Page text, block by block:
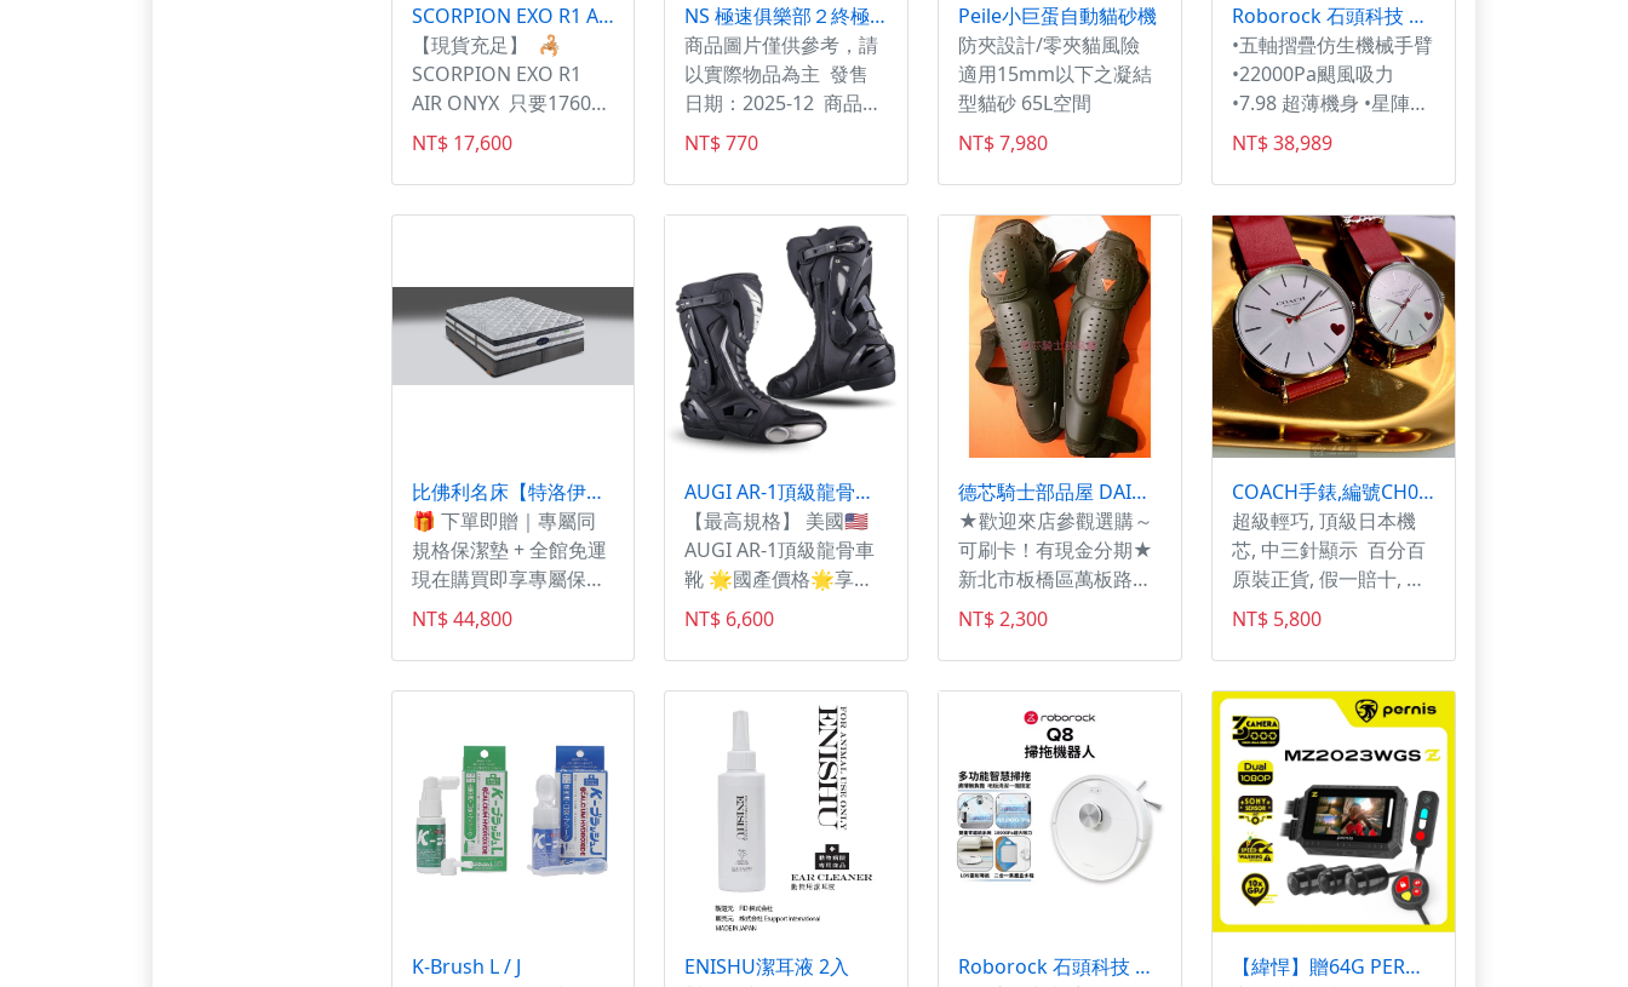
SCORPION EXO R1 AIR ONYX
【現貨充足】 🦂️
SCORPION EXO R1
AIR ONYX 只要17600
就能入手🌪鍛造碳纖維
🌪 即贈🗣墨片🗣防霧
片🗣鏡片收納袋‼️
Ultra TCT®輕量化碳纖
度💋 超柔軟
Kwikwick3®涼感舒適
💠抗菌內襯
NT$ 17,600
NS 極速俱樂部２終極版 中文版
商品圖片僅供參考，請
以實際物品為主 發售
日期：2025-12 商品類
型：軟體 支援平台：
Nintendo Switch 遊戲
類型：賽車 製作廠
商：EGI 發行廠商：
EGI 代理廠商：誠翼
NT$ 770
Peile小巨蛋自動貓砂機
防夾設計/零夾貓風險
適用15mm以下之凝結
型貓砂 65L空間
NT$ 7,980
Roborock 石頭科技 Saros Z70 全能機械手臂旗艦掃拖王者
•五軸摺疊仿生機械手臂
•22000Pa颶風吸力
•7.98 超薄機身 •星陣導
航避障系統
NT$ 38,989
比佛利名床【特洛伊】天絲款-歐洲進口MICRO TENCEL天絲纖維 | 比利時進口Latexco天然乳膠 | 高密度泡棉護邊 | 中鋼獨立筒 | 絲滑透氣天絲機能床墊(標準雙人5x6.2)
🎁 下單即贈｜專屬同
規格保潔墊 + 全館免運
現在購買即享專屬保潔
墊免費送，完整守護你
的床墊，天天如新不費
力！ 再加碼全館免運費
直送到家，不只省心，
NT$ 44,800
AUGI AR-1頂級龍骨車靴
【最高規格】 美國🇺🇸
AUGI AR-1頂級龍骨車
靴 🌟國產價格🌟享受
進口品質💙 - 🟥可調式
龍骨，減少腳部扭轉
🟧無段式調整，讓靴筒
更包覆 🟨腳跟使用減
震材質降低震度 🟩雙
車縫技術強化安全及耐
用 🟦氣道設計騎乘時
減低腳悶熱 🟪抗菌鞋
墊獨特雙層海綿回彈
🟫鈦合金護具減緩地面
摩擦力
NT$ 6,600
德芯騎士部品屋 DAINESE KNEE V E1 護膝
★歡迎來店參觀選購～
可刷卡！有現金分期★
新北市板橋區萬板路
161號 02-8258-2067
《下單前請先詢問此商
品是否還有現貨》 網
路庫存與門市同步，以
門市現貨為主 請先和
人員確認有貨後再行下
單 如有現貨，會於上
班時間盡速出貨
NT$ 2,300
COACH手錶,編號CH00080,36mm銀圓形精鋼錶殼,白色簡約, 中三針顯示, 紅心錶面,大紅色真皮皮革錶帶款
超級輕巧, 頂級日本機
芯, 中三針顯示 百分百
原裝正貨, 假一賠十, 老
闆瘋了，超級便宜價給
您, 老闆被打到骨折了,
小編大推款式!!!就是這
個😊😊😊😊😊
NT$ 5,800
K-Brush L / J
ENISHU潔耳液 2入
Roborock 石頭科技 Q8掃拖機器人 掃地機器人
【緯悍】贈64G PERNIS 鉑尼斯 寶麗萊 MZ2023WGS MS283WGS 三鏡頭 行車記錄器 360度 環景 HDR 台中實體門市